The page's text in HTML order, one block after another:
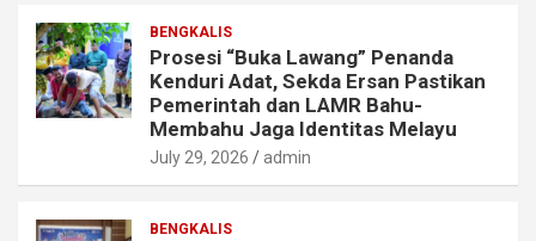
BENGKALIS
Prosesi “Buka Lawang” Penanda
Kenduri Adat, Sekda Ersan Pastikan
Pemerintah dan LAMR Bahu-
Membahu Jaga Identitas Melayu
July 29, 2026 admin
BENGKALIS